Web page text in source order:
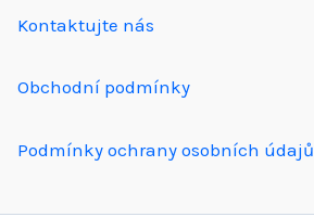
Kontaktujte nás
Obchodní podmínky
Podmínky ochrany osobních údajů